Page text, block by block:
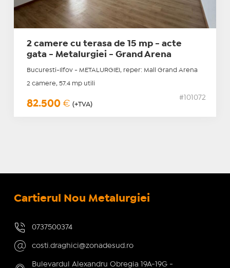
2 camere cu terasa de 15 mp - acte
gata - Metalurgiei - Grand Arena
Bucuresti-Ilfov - METALURGIEI, reper: Mall Grand Arena
2 camere, 57.4 mp utili
82.500 € (+TVA)
#101072
Cartierul Nou Metalurgiei
0737500374
costi.draghici@zonadesud.ro
Bulevardul Alexandru Obregia 19A-19G -